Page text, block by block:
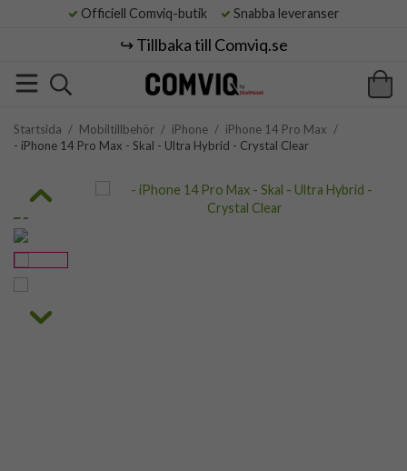
Officiell Comviq-butik Snabba leveranser
↪️ Tillbaka till Comviq.se
Startsida / Mobiltillbehör / iPhone / iPhone 14 Pro Max /
- iPhone 14 Pro Max - Skal - Ultra Hybrid - Crystal Clear